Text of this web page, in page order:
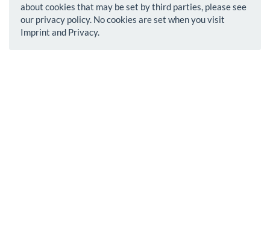
about cookies that may be set by third parties, please see
our privacy policy. No cookies are set when you visit
Imprint and Privacy.